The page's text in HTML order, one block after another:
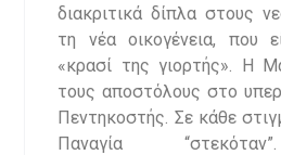
διακριτικά δίπλα στους
τη νέα οικογένεια, που
«κρασί της γιορτής». Η
τους αποστόλους στο
Πεντηκοστής. Σε κάθε
Παναγία